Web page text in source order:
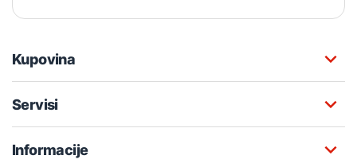
Kupovina
Servisi
Informacije